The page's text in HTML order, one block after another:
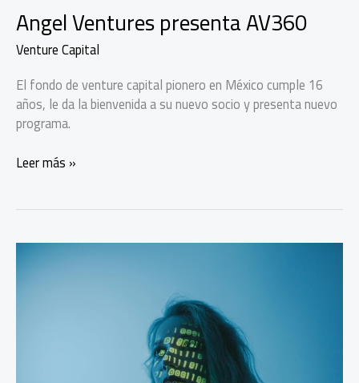
Angel Ventures presenta AV360
Venture Capital
El fondo de venture capital pionero en México cumple 16
años, le da la bienvenida a su nuevo socio y presenta nuevo
programa.
Angel
Leer más »